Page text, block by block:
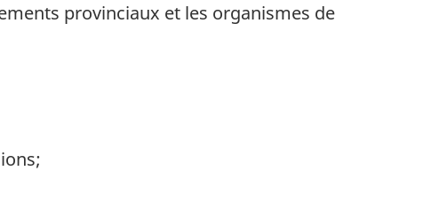
provinciaux et les organismes de